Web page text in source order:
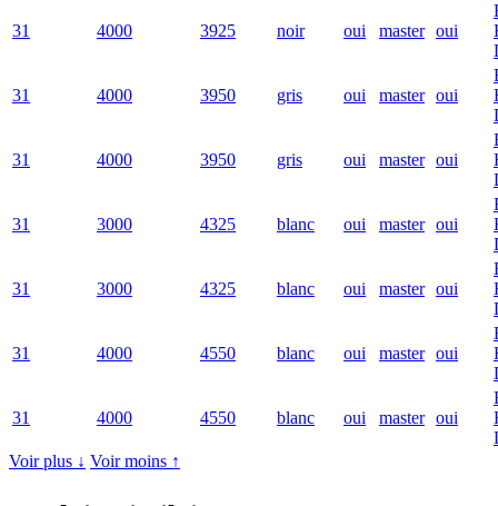
31 4000 3925 noir oui master oui
31 4000 3950 gris oui master oui
31 4000 3950 gris oui master oui
31 3000 4325 blanc oui master oui
31 3000 4325 blanc oui master oui
31 4000 4550 blanc oui master oui
31 4000 4550 blanc oui master oui
Voir plus ↓ Voir moins ↑